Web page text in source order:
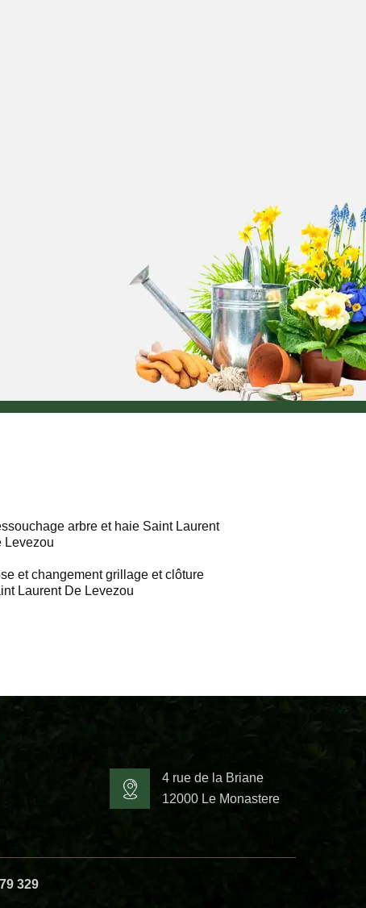
arbre et haie Saint Laurent
Levezou
et changement grillage et clôture
Laurent De Levezou
4 rue de la Briane
12000 Le Monastere
329